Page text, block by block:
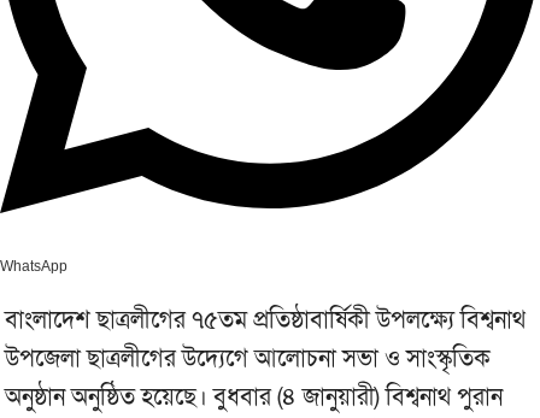
WhatsApp
বাংলাদেশ ছাত্রলীগের ৭৫তম প্রতিষ্ঠাবার্ষিকী উপলক্ষ্যে বিশ্বনাথ
উপজেলা ছাত্রলীগের উদ্যেগে আলোচনা সভা ও সাংস্কৃতিক
অনুষ্ঠান অনুষ্ঠিত হয়েছে। বুধবার (৪ জানুয়ারী) বিশ্বনাথ পুরান